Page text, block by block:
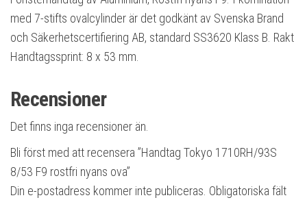
med 7-stifts ovalcylinder är det godkänt av Svenska Brand
och Säkerhetscertifiering AB, standard SS3620 Klass B. Rakt
Handtagssprint: 8 x 53 mm.
Recensioner
Det finns inga recensioner än.
Bli först med att recensera ”Handtag Tokyo 1710RH/93S
8/53 F9 rostfri nyans ova”
Din e-postadress kommer inte publiceras. Obligatoriska fält